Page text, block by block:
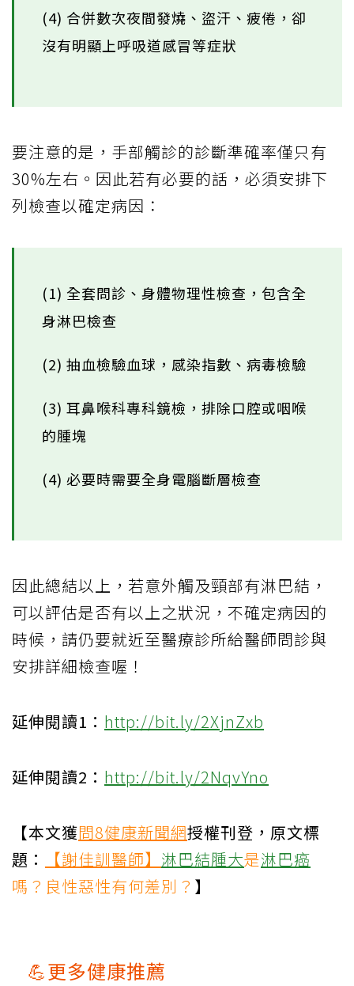
(4) 合併數次夜間發燒、盜汗、疲倦，卻
沒有明顯上呼吸道感冒等症狀
要注意的是，手部觸診的診斷準確率僅只有
30%左右。因此若有必要的話，必須安排下
列檢查以確定病因：
(1) 全套問診、身體物理性檢查，包含全
身淋巴檢查
(2) 抽血檢驗血球，感染指數、病毒檢驗
(3) 耳鼻喉科專科鏡檢，排除口腔或咽喉
的腫塊
(4) 必要時需要全身電腦斷層檢查
因此總結以上，若意外觸及頸部有淋巴結，
可以評估是否有以上之狀況，不確定病因的
時候，請仍要就近至醫療診所給醫師問診與
安排詳細檢查喔！
延伸閱讀1： http://bit.ly/2XjnZxb
延伸閱讀2： http://bit.ly/2NqvYno
【本文獲問8健康新聞網授權刊登，原文標
題：
【謝佳訓醫師】 淋巴結腫大是淋巴癌
嗎？良性惡性有何差別？ 】
💪更多健康推薦